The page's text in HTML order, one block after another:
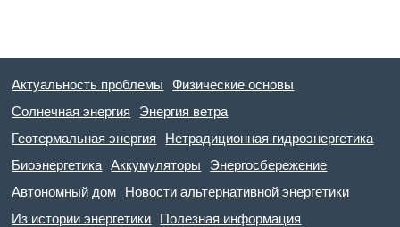
Актуальность проблемы
Физические основы
Солнечная энергия
Энергия ветра
Геотермальная энергия
Нетрадиционная гидроэнергетика
Биоэнергетика
Аккумуляторы
Энергосбережение
Автономный дом
Новости альтернативной энергетики
Из истории энергетики
Полезная информация